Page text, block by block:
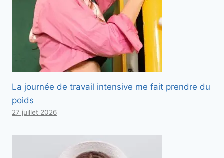
La journée de travail intensive me fait prendre du
poids
27 juillet 2026